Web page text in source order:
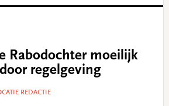
Rabodochter moeilijk
regelgeving
REDACTIE